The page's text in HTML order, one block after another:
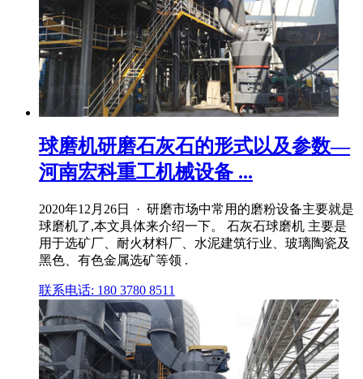
球磨机研磨石灰石的形式以及参数—
河南宏科重工机械设备 ...
2020年12月26日 · 研磨市场中常用的磨粉设备主要就是
球磨机了,本文具体来介绍一下。 石灰石球磨机 主要是
用于选矿厂、耐火材料厂、水泥建筑行业、玻璃陶瓷及
黑色、有色金属选矿等领 .
联系电话: 180 3780 8511